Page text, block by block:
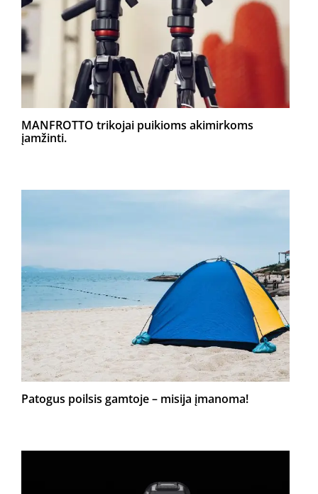
MANFROTTO trikojai puikioms akimirkoms
įamžinti.
Patogus poilsis gamtoje – misija įmanoma!